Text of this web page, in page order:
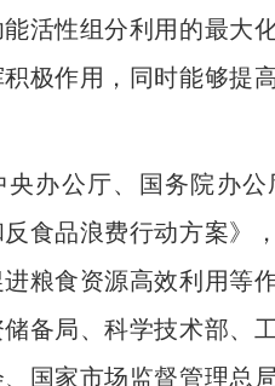
活性组分利用的最大
极作用，同时能够提
央办公厅、国务院办
食品浪费行动方案》
粮食资源高效利用等
备局、科学技术部、
国家市场监督管理总